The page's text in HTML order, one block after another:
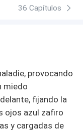
del Boss,
Así que no
venenosa.
lo asignaron como
Era evidente
Debido a un
para mantener
Las chispas
36 Capítulos
provocando
miedo
fijando la
ojos azul zafiro
y cargadas de